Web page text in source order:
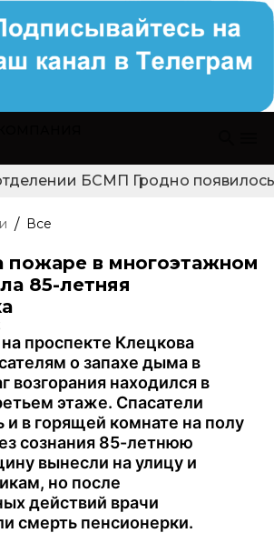
БСМП Гродно появилось
/ Все
пожаре в многоэтажном
85-летняя
проспекте Клецкова
о запахе дыма в
возгорания находился в
этаже. Спасатели
и в горящей комнате на полу
сознания 85-летнюю
вынесли на улицу и
но после
действий врачи
смерть пенсионерки.